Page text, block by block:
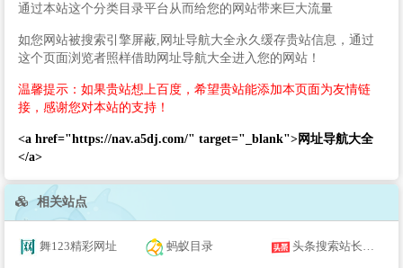
通过本站这个分类目录平台从而给您的网站带来巨大流量
如您网站被搜索引擎屏蔽,网址导航大全永久缓存贵站信息，通过
这个页面浏览者照样借助网址导航大全进入您的网站！
温馨提示：如果贵站想上百度，希望贵站能添加本页面为友情链
接，感谢您对本站的支持！
<a href="https://nav.a5dj.com/" target="_blank">网址导航大全
</a>
相关站点
舞123精彩网址 蚂蚁目录 头条搜索站长平台